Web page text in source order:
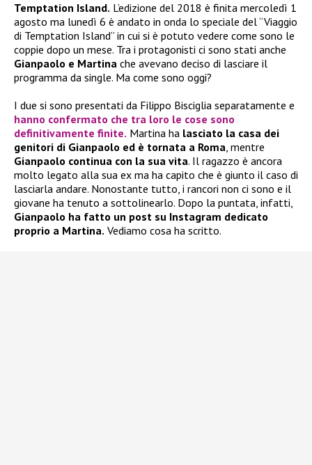
Temptation Island. L’edizione del 2018 è finita mercoledì 1
agosto ma lunedì 6 è andato in onda lo speciale del “Viaggio
di Temptation Island” in cui si è potuto vedere come sono le
coppie dopo un mese. Tra i protagonisti ci sono stati anche
Gianpaolo e Martina che avevano deciso di lasciare il
programma da single. Ma come sono oggi?
I due si sono presentati da Filippo Bisciglia separatamente e
hanno confermato che tra loro le cose sono
definitivamente finite. Martina ha lasciato la casa dei
genitori di Gianpaolo ed è tornata a Roma, mentre
Gianpaolo continua con la sua vita. Il ragazzo è ancora
molto legato alla sua ex ma ha capito che è giunto il caso di
lasciarla andare. Nonostante tutto, i rancori non ci sono e il
giovane ha tenuto a sottolinearlo. Dopo la puntata, infatti,
Gianpaolo ha fatto un post su Instagram dedicato
proprio a Martina. Vediamo cosa ha scritto.